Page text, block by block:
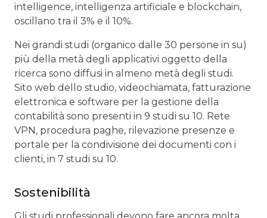
intelligence, intelligenza artificiale e blockchain,
oscillano tra il 3% e il 10%.
Nei grandi studi (organico dalle 30 persone in su)
più della metà degli applicativi oggetto della
ricerca sono diffusi in almeno metà degli studi.
Sito web dello studio, videochiamata, fatturazione
elettronica e software per la gestione della
contabilità sono presenti in 9 studi su 10. Rete
VPN, procedura paghe, rilevazione presenze e
portale per la condivisione dei documenti con i
clienti, in 7 studi su 10.
Sostenibilità
Gli studi professionali devono fare ancora molta